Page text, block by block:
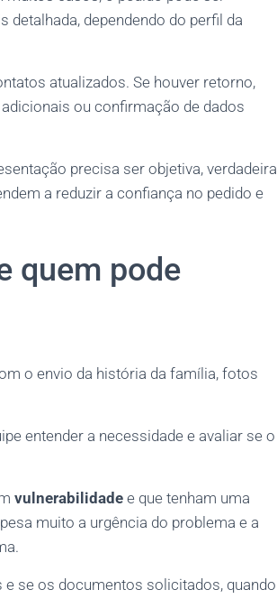
detalhada, dependendo do perfil da
atualizados. Se houver retorno,
ou confirmação de dados
precisa ser objetiva, verdadeira
a reduzir a confiança no pedido e
quem pode
o envio da história da família, fotos
entender a necessidade e avaliar se o
vulnerabilidade e que tenham uma
muito a urgência do problema e a
se os documentos solicitados, quando